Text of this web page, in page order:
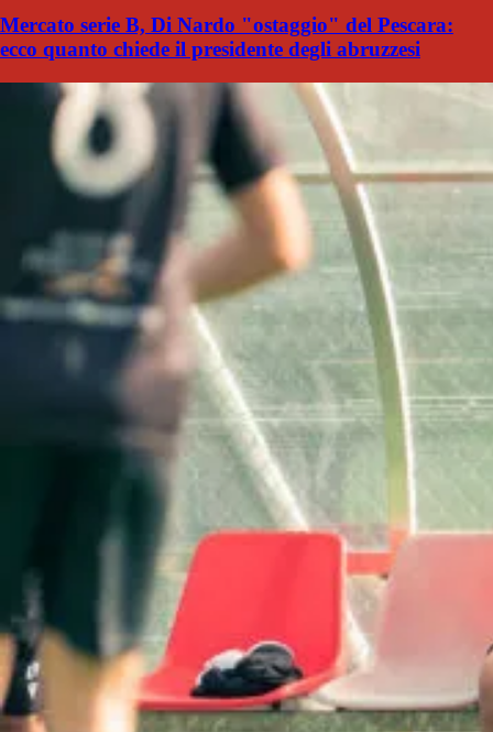
Mercato serie B, Di Nardo "ostaggio" del Pescara:
ecco quanto chiede il presidente degli abruzzesi